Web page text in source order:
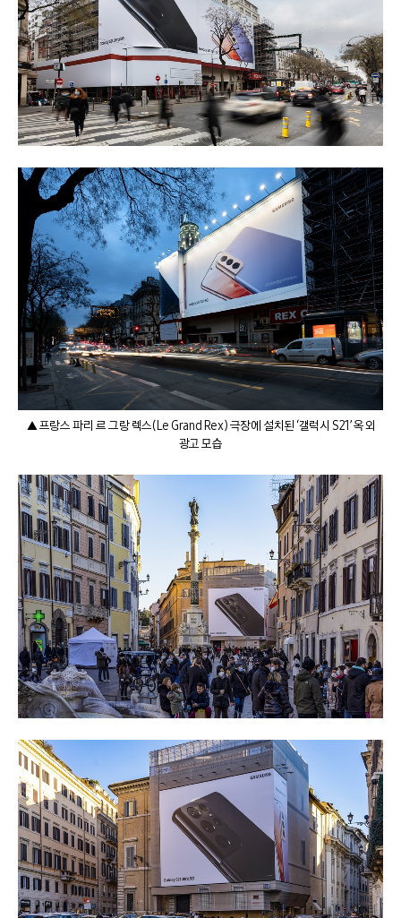
▲ 프랑스 파리 르 그랑 렉스(Le Grand Rex) 극장에 설치된 ‘갤럭시 S21’ 옥외
광고 모습